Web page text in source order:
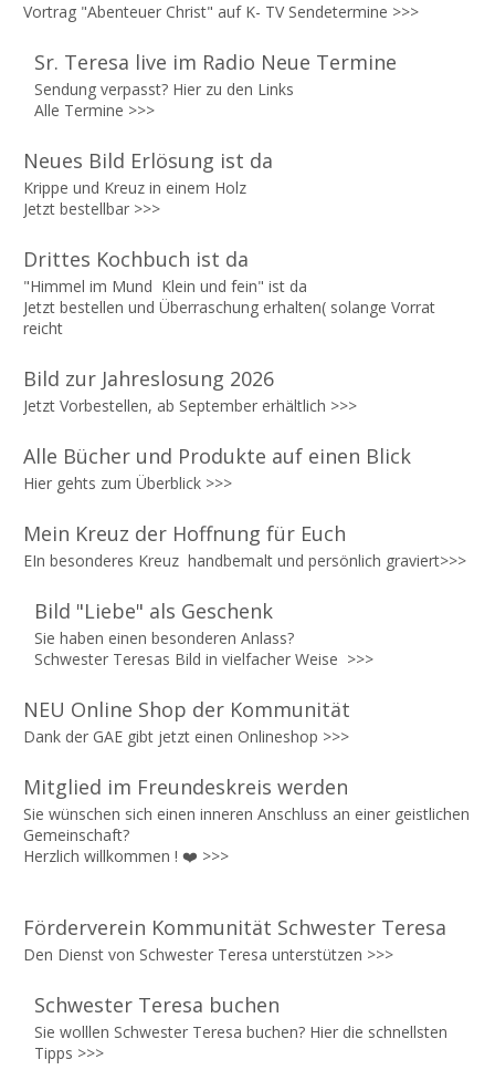
Vortrag "Abenteuer Christ" auf K- TV Sendetermine >>>
Sr. Teresa live im Radio Neue Termine
Sendung verpasst? Hier zu den Links
Alle Termine >>>
Neues Bild Erlösung ist da
Krippe und Kreuz in einem Holz
Jetzt bestellbar >>>
Drittes Kochbuch ist da
"Himmel im Mund Klein und fein" ist da
Jetzt bestellen und Überraschung erhalten( solange Vorrat
reicht
Bild zur Jahreslosung 2026
Jetzt Vorbestellen, ab September erhältlich >>>
Alle Bücher und Produkte auf einen Blick
Hier gehts zum Überblick >>>
Mein Kreuz der Hoffnung für Euch
EIn besonderes Kreuz handbemalt und persönlich graviert>>>
Bild "Liebe" als Geschenk
Sie haben einen besonderen Anlass?
Schwester Teresas Bild in vielfacher Weise >>>
NEU Online Shop der Kommunität
Dank der GAE gibt jetzt einen Onlineshop >>>
Mitglied im Freundeskreis werden
Sie wünschen sich einen inneren Anschluss an einer geistlichen
Gemeinschaft?
Herzlich willkommen ! ❤️ >>>
Förderverein Kommunität Schwester Teresa
Den Dienst von Schwester Teresa unterstützen >>>
Schwester Teresa buchen
Sie wolllen Schwester Teresa buchen? Hier die schnellsten
Tipps >>>